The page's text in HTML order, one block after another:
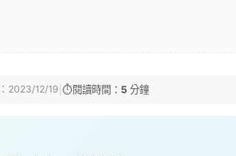
2023/12/19 ⏱️閱讀時間： 5 分鐘